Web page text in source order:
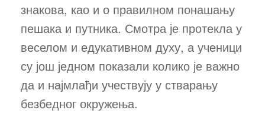
знакова, као и о правилном понашању
пешака и путника. Смотра је протекла у
веселом и едукативном духу, а ученици
су још једном показали колико је важно
да и најмлађи учествују у стварању
безбедног окружења.